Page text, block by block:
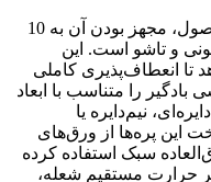
زره حفاظتی و ساختار پودمانی این محصول، مجهز بودن آن به 10
و تاشو است. این
تا انعطاف‌پذیری کاملی
را متناسب با ابعاد
نیم‌دایره یا
این پره‌ها از ورق‌های
سبک استفاده کرده
حرارت مستقیم شعله،